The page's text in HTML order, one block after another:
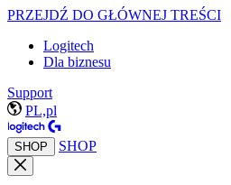
PRZEJDŹ DO GŁÓWNEJ TREŚCI
Logitech
Dla biznesu
Support
PL,pl
SHOP SHOP